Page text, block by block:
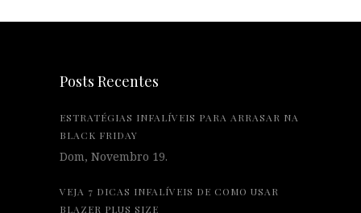
Posts Recentes
ESTRATÉGIAS INFALÍVEIS PARA ARRASAR NA
BLACK FRIDAY
Dom, Novembro 19.
VEJA 7 DICAS INFALÍVEIS DE COMO USAR
BLAZER PLUS SIZE